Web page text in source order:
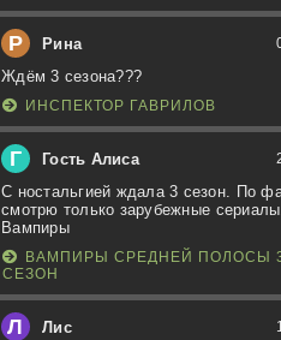
Р Рина
Ждём 3 сезона???
ИНСПЕКТОР ГАВРИЛОВ
Г Гость Алиса
С ностальгией ждала 3 сезон. По
смотрю только зарубежные
Вампиры
ВАМПИРЫ СРЕДНЕЙ ПОЛОСЫ
СЕЗОН
Л Лис